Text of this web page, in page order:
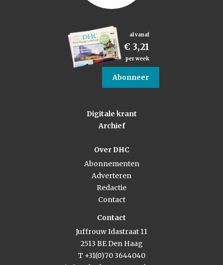
al vanaf
€ 3,21
per week
Abonneer
Digitale krant
Archief
Over DHC
Abonnementen
Adverteren
Redactie
Contact
Contact
Juffrouw Idastraat 11
2513 BE Den Haag
T +31(0)70 3644040